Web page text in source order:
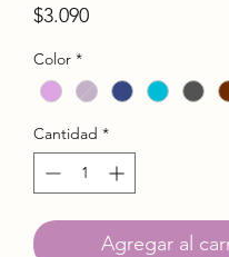
$3.090Precio
Color *
Cantidad *
Agregar al